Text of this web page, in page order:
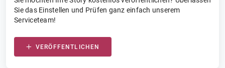
Sie das Einstellen und Prüfen ganz einfach unserem
Serviceteam!
VERÖFFENTLICHEN